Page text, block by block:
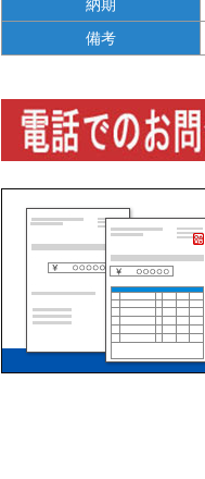
納期
備考